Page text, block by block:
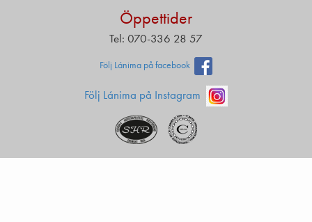
Öppettider
Tel: 070-336 28 57
Följ Lánima på facebook
Följ Lánima på Instagram